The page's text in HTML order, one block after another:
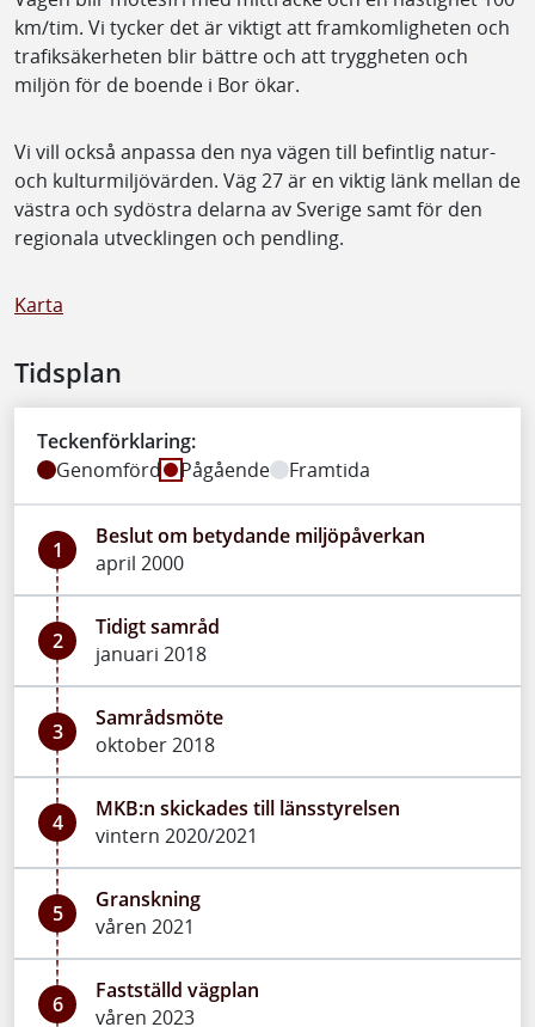
km/tim. Vi tycker det är viktigt att framkomligheten och
trafiksäkerheten blir bättre och att tryggheten och
miljön för de boende i Bor ökar.
Vi vill också anpassa den nya vägen till befintlig natur-
och kulturmiljövärden. Väg 27 är en viktig länk mellan de
västra och sydöstra delarna av Sverige samt för den
regionala utvecklingen och pendling.
Karta
Tidsplan
Teckenförklaring:
Genomförd
Pågående Framtida
1
Beslut om betydande miljöpåverkan
april 2000
2
Tidigt samråd
januari 2018
3
Samrådsmöte
oktober 2018
4
MKB:n skickades till länsstyrelsen
vintern 2020/2021
5
Granskning
våren 2021
6
Fastställd vägplan
våren 2023